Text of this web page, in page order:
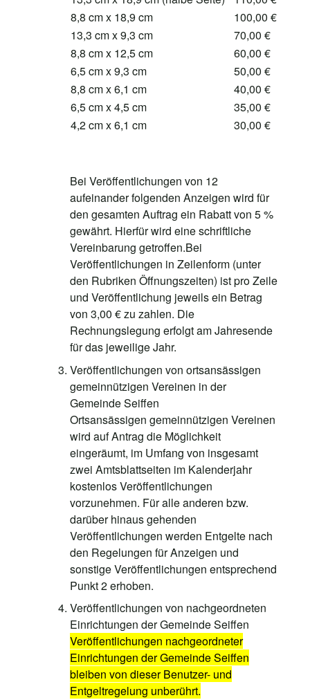
8,8 cm x 18,9 cm
100,00 €
13,3 cm x 9,3 cm
70,00 €
8,8 cm x 12,5 cm
60,00 €
6,5 cm x 9,3 cm
50,00 €
8,8 cm x 6,1 cm
40,00 €
6,5 cm x 4,5 cm
35,00 €
4,2 cm x 6,1 cm
30,00 €
Bei Veröffentlichungen von 12
aufeinander folgenden Anzeigen wird für
den gesamten Auftrag ein Rabatt von 5 %
gewährt. Hierfür wird eine schriftliche
Vereinbarung getroffen.Bei
Veröffentlichungen in Zeilenform (unter
den Rubriken Öffnungszeiten) ist pro Zeile
und Veröffentlichung jeweils ein Betrag
von 3,00 € zu zahlen. Die
Rechnungslegung erfolgt am Jahresende
für das jeweilige Jahr.
Veröffentlichungen von ortsansässigen
gemeinnützigen Vereinen in der
Gemeinde Seiffen
Ortsansässigen gemeinnützigen Vereinen
wird auf Antrag die Möglichkeit
eingeräumt, im Umfang von insgesamt
zwei Amtsblattseiten im Kalenderjahr
kostenlos Veröffentlichungen
vorzunehmen. Für alle anderen bzw.
darüber hinaus gehenden
Veröffentlichungen werden Entgelte nach
den Regelungen für Anzeigen und
sonstige Veröffentlichungen entsprechend
Punkt 2 erhoben.
Veröffentlichungen von nachgeordneten
Einrichtungen der Gemeinde Seiffen
Veröffentlichungen nachgeordneter
Einrichtungen der Gemeinde Seiffen
bleiben von dieser Benutzer- und
Entgeltregelung unberührt.